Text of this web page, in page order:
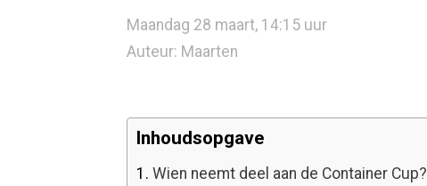
Maandag 28 maart, 14:15 uur
Auteur: Maarten
Inhoudsopgave
1. Wien neemt deel aan de Container Cup?